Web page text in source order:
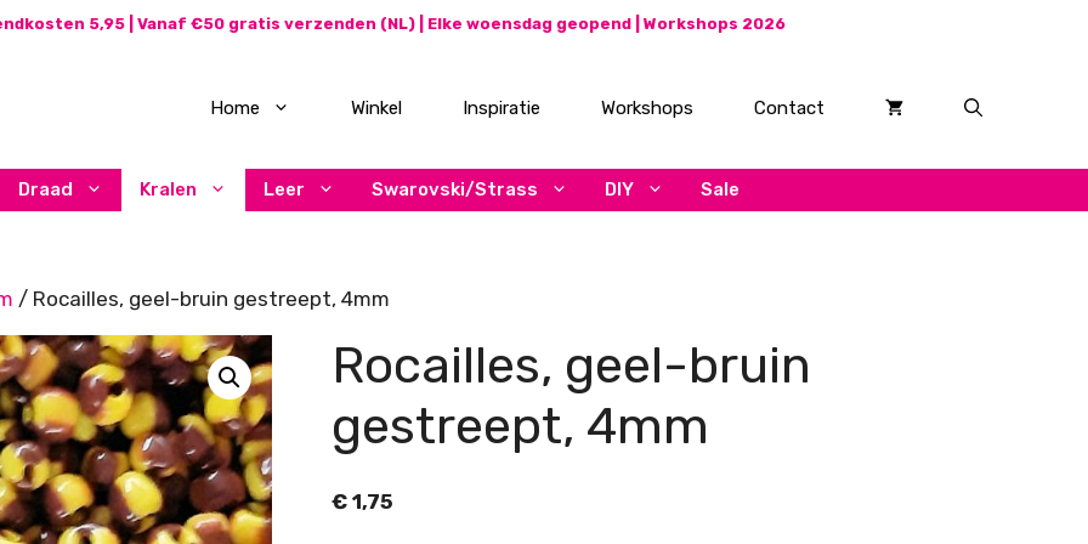
5,95 | Vanaf €50 gratis verzenden (NL) | Elke woensdag geopend | Workshops 2026
Home Winkel Inspiratie Workshops Contact
Draad Kralen Leer Swarovski/Strass DIY Sale
/ Rocailles, geel-bruin gestreept, 4mm
Rocailles, geel-bruin
gestreept, 4mm
€1,75